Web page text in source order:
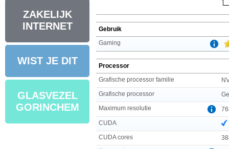
ZAKELIJK
INTERNET
WIST JE DIT
GLASVEZEL
GORINCHEM
Gebruik
Gaming
Processor
Grafische processor familie
Grafische processor
Maximum resolutie
CUDA
CUDA cores